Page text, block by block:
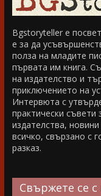
Bgstoryteller е
е за да
полза на младите
първата им книга.
на издателство и
приключението на
Интервюта с
практически съвети
издателства,
всичко, свързано с
разказ.
Свържете се с